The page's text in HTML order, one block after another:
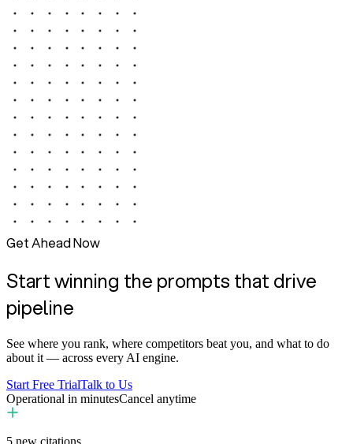
Get Ahead Now
Start winning the prompts that drive
pipeline
See where you rank, where competitors beat you, and what to do
about it — across every AI engine.
Start Free TrialTalk to Us
Operational in minutesCancel anytime
5 new citations